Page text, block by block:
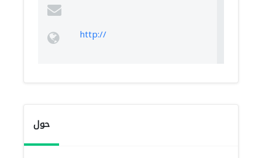
http://
حول